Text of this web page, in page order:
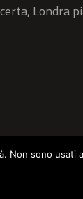
Londra
Non sono usati